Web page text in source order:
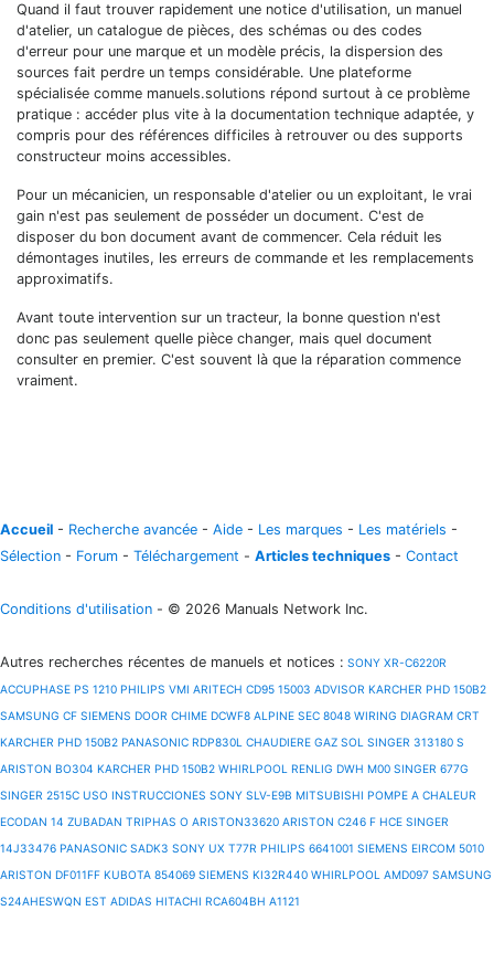
Quand il faut trouver rapidement une notice d'utilisation, un manuel
d'atelier, un catalogue de pièces, des schémas ou des codes
d'erreur pour une marque et un modèle précis, la dispersion des
sources fait perdre un temps considérable. Une plateforme
spécialisée comme manuels.solutions répond surtout à ce problème
pratique : accéder plus vite à la documentation technique adaptée, y
compris pour des références difficiles à retrouver ou des supports
constructeur moins accessibles.
Pour un mécanicien, un responsable d'atelier ou un exploitant, le vrai
gain n'est pas seulement de posséder un document. C'est de
disposer du bon document avant de commencer. Cela réduit les
démontages inutiles, les erreurs de commande et les remplacements
approximatifs.
Avant toute intervention sur un tracteur, la bonne question n'est
donc pas seulement quelle pièce changer, mais quel document
consulter en premier. C'est souvent là que la réparation commence
vraiment.
Accueil - Recherche avancée - Aide - Les marques - Les matériels -
Sélection - Forum - Téléchargement - Articles techniques - Contact
Conditions d'utilisation - © 2026 Manuals Network Inc.
Autres recherches récentes de manuels et notices : SONY XR-C6220R
ACCUPHASE PS 1210 PHILIPS VMI ARITECH CD95 15003 ADVISOR KARCHER PHD 150B2
SAMSUNG CF SIEMENS DOOR CHIME DCWF8 ALPINE SEC 8048 WIRING DIAGRAM CRT
KARCHER PHD 150B2 PANASONIC RDP830L CHAUDIERE GAZ SOL SINGER 313180 S
ARISTON BO304 KARCHER PHD 150B2 WHIRLPOOL RENLIG DWH M00 SINGER 677G
SINGER 2515C USO INSTRUCCIONES SONY SLV-E9B MITSUBISHI POMPE A CHALEUR
ECODAN 14 ZUBADAN TRIPHAS O ARISTON33620 ARISTON C246 F HCE SINGER
14J33476 PANASONIC SADK3 SONY UX T77R PHILIPS 6641001 SIEMENS EIRCOM 5010
ARISTON DF011FF KUBOTA 854069 SIEMENS KI32R440 WHIRLPOOL AMD097 SAMSUNG
S24AHESWQN EST ADIDAS HITACHI RCA604BH A1121